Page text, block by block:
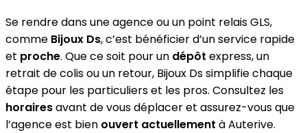
Se rendre dans une agence ou un point relais GLS,
comme Bijoux Ds, c’est bénéficier d’un service rapide
et proche. Que ce soit pour un dépôt express, un
retrait de colis ou un retour, Bijoux Ds simplifie chaque
étape pour les particuliers et les pros. Consultez les
horairesavant de vous déplacer et assurez-vous que
l’agence est bien ouvert actuellement à Auterive.